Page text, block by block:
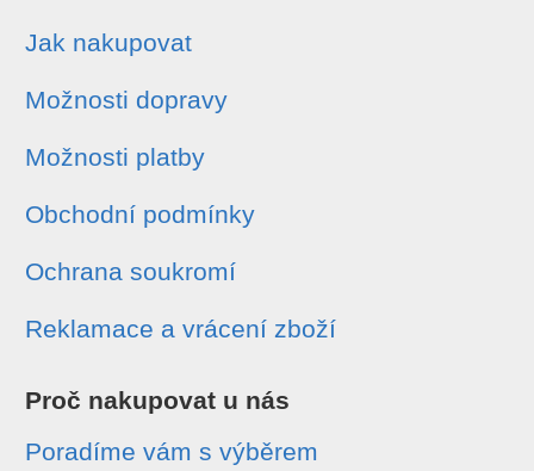
Jak nakupovat
Možnosti dopravy
Možnosti platby
Obchodní podmínky
Ochrana soukromí
Reklamace a vrácení zboží
Proč nakupovat u nás
Poradíme vám s výběrem